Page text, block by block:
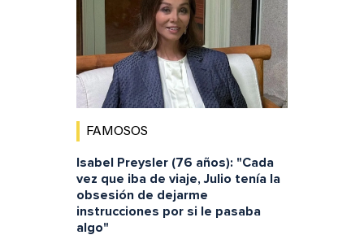
FAMOSOS
Isabel Preysler (76 años): "Cada
vez que iba de viaje, Julio tenía la
obsesión de dejarme
instrucciones por si le pasaba
algo"